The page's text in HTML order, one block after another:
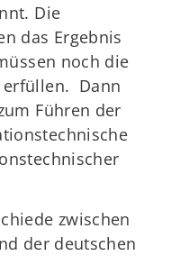
Die
das Ergebnis
noch die
erfüllen. Dann
Führen der
zwischen
der deutschen